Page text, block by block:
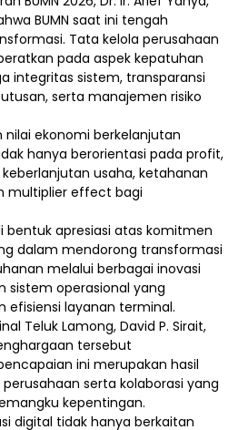
BUMN saat ini tengah
Tata kelola perusahaan
pada aspek kepatuhan
integritas sistem, transparansi
serta manajemen risiko
ekonomi berkelanjutan
hanya berorientasi pada profit,
usaha, ketahanan
multiplier effect bagi
bentuk apresiasi atas komitmen
dalam mendorong transformasi
melalui berbagai inovasi
sistem operasional yang
efisiensi layanan terminal.
Teluk Lamong, David P. Sirait,
tersebut
ini merupakan hasil
serta kolaborasi yang
kepentingan.
digital tidak hanya berkaitan